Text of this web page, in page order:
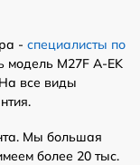
- специалисты по
модель M27F A-EK
все виды
Мы большая
более 20 тыс.